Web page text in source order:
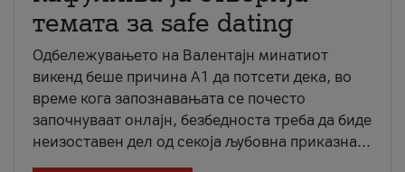
темата за safe dating
Одбележувањето на Валентајн минатиот
викенд беше причина А1 да потсети дека, во
време кога запознавањата се почесто
започнуваат онлајн, безбедноста треба да биде
неизоставен дел од секоја љубовна приказна...